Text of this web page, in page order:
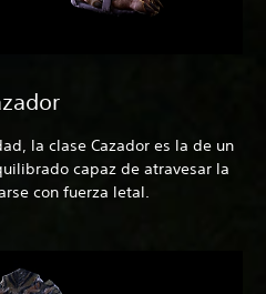
la clase Cazador es la de un
capaz de atravesar la
con fuerza letal.